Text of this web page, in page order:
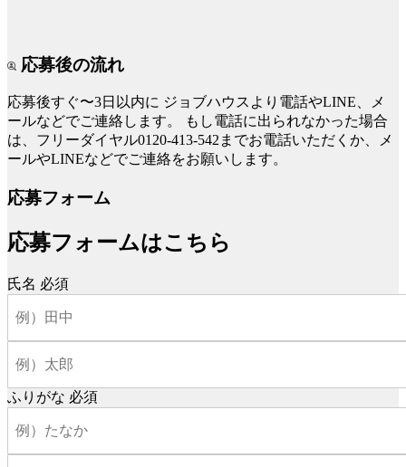
応募後の流れ
応募後すぐ〜3日以内に ジョブハウスより電話やLINE、メ
ールなどでご連絡します。
もし電話に出られなかった場合
は、フリーダイヤル0120-413-542までお電話いただくか、メ
ールやLINEなどでご連絡をお願いします。
応募フォーム
応募フォームはこちら
氏名 必須
ふりがな 必須